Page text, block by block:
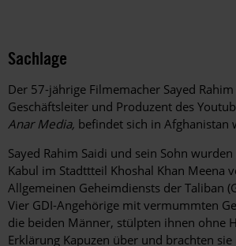
Sachlage
Der 57-jährige Filmemacher Sayed Rahim
Geschäftsleiter und Produzent des
Anar Media, befindet sich in Afghanistan
Sayed Rahim Saidi und sein Sohn
Kabul im Stadttteil Khoshal Khan Meena
Allgemeinen Geheimdiensts der Taliban
Vier GDI-Angehörige mit vermummten
die beiden Männer, stülpten ihnen ohne
Erklärung Kapuzen über und brachten